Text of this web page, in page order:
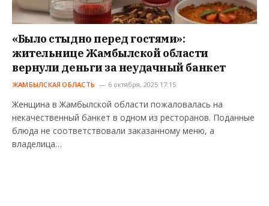
«Было стыдно перед гостями»:
жительнице Жамбылской области
вернули деньги за неудачный банкет
ЖАМБЫЛСКАЯ ОБЛАСТЬ 6 октября, 2025 17:15
Женщина в Жамбылской области пожаловалась на
некачественный банкет в одном из ресторанов. Поданные
блюда не соответствовали заказанному меню, а
владелица…